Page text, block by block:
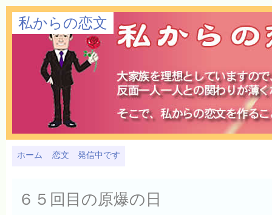
私からの恋文
ホーム 恋文 発信中です
６５回目の原爆の日